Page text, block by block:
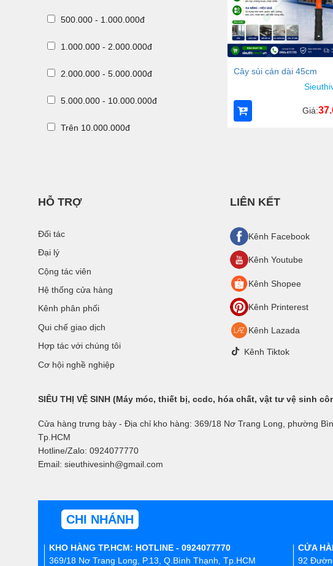
500.000 - 1.000.000đ
1.000.000 - 2.000.000đ
2.000.000 - 5.000.000đ
5.000.000 - 10.000.000đ
Trên 10.000.000đ
Cây sủi cán dài 45cm
Giá:
HỖ TRỢ
Đối tác
Đại lý
Cộng tác viên
Hệ thống cửa hàng
Kênh phân phối
Qui chế giao dịch
Hợp tác với chúng tôi
Cơ hội nghề nghiệp
LIÊN KẾT
Kênh Facebook
Kênh Youtube
Kênh Shopee
Kênh Printerest
Kênh Lazada
Kênh Tiktok
SIÊU THỊ VỆ SINH (Máy móc, thiết bị, ccdc, hóa chất, vật tư vệ sinh
Cửa hàng trưng bày - Địa chỉ kho hàng: 369/18 Nơ Trang Long, phường
Tp.HCM
Hotline/Zalo: 0924077770
Email: sieuthivesinh@gmail.com
CHI NHÁNH
KHO HÀNG TP.HCM: HOTLINE - 0924077770
369/18 Nơ Trang Long, P.13, Q.Bình Thạnh, Tp.HCM
CỬA
92